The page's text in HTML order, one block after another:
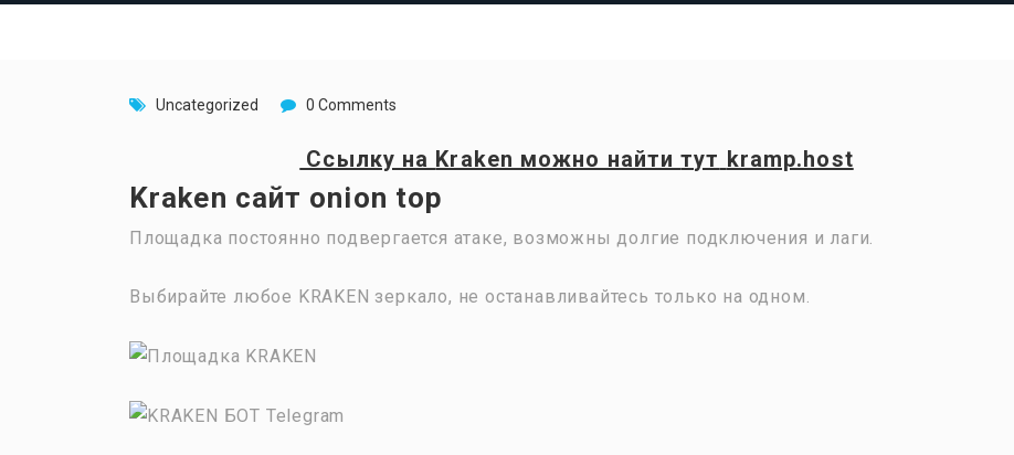
Uncategorized 0 Comments
Ссылку на Kraken можно найтитут kramp.host
Kraken сайт onion top
Площадка постоянно подвергается атаке, возможны долгие подключения и лаги.
Выбирайте любое KRAKEN зеркало, не останавливайтесь только на одном.